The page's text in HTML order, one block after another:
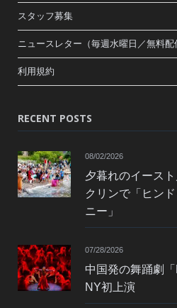
スタッフ募集
ニュースレター（毎週水曜日／無料配
利用規約
RECENT POSTS
08/02/2026
夕暮れのイース
クリンで「ヒン
ニー」
07/28/2026
中国発の舞踊劇
NY初上演